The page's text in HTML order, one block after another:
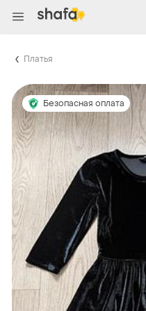
Платья
Безопасная оплата